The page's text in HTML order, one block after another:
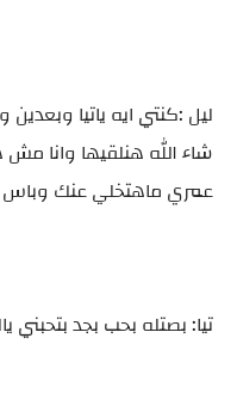
ليل :كنتي ايه ياتيا
شاء الله هنلقيها وانا
عمري ماهتخلي عنك وباس
تيا: بصتله بحب بجد بتحبني